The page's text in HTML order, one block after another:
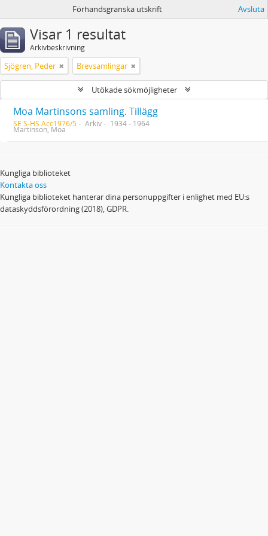
Förhandsgranska utskrift Avsluta
Visar 1 resultat
Arkivbeskrivning
Sjögren, Peder Brevsamlingar
Utökade sökmöjligheter
Moa Martinsons samling. Tillägg
SE S-HS Acc1976/5 Arkiv 1934 - 1964
Martinson, Moa
Kungliga biblioteket
Kontakta oss
Kungliga biblioteket hanterar dina personuppgifter i enlighet med EU:s
dataskyddsförordning (2018), GDPR.